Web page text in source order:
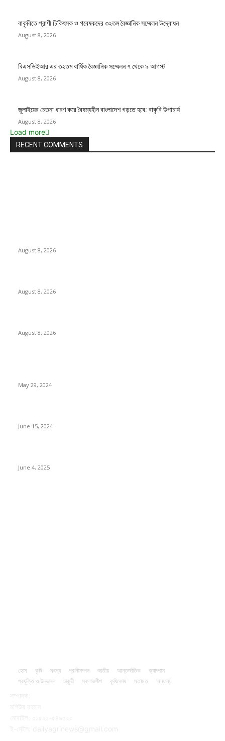
বাকৃবিতে প্রাণী চিকিৎসক ও গবেষকদের ৩২তম বৈজ্ঞানিক সম্মেলন উদ্বোধন
August 8, 2026
বিএসভিইআর এর ৩২তম বার্ষিক বৈজ্ঞানিক সম্মেলন ৭ থেকে ৯ আগস্ট
August 8, 2026
জুলাইয়ের চেতনা ধারণ করে বৈষম্যহীন বাংলাদেশ গড়তে হবে: বাকৃবি উপাচার্য
August 8, 2026
Load more
RECENT COMMENTS
August 8, 2026
August 8, 2026
August 8, 2026
May 29, 2024
June 15, 2024
June 4, 2025
হোম কৃষি মৎস্য প্রানীসম্পদ জাতীয় আন্তর্জাতিক
ক্যাম্পাস
প্রযুক্তি ও উদ্ভাবন
চাকুরী স্কলারশীপ কৃষিকোষ মতামত
অন্যান্য